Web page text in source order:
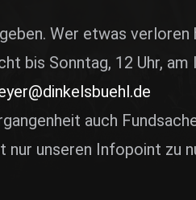
Wer etwas
bis Sonntag, 12 Uhr,
auch
unseren Infopoint zu